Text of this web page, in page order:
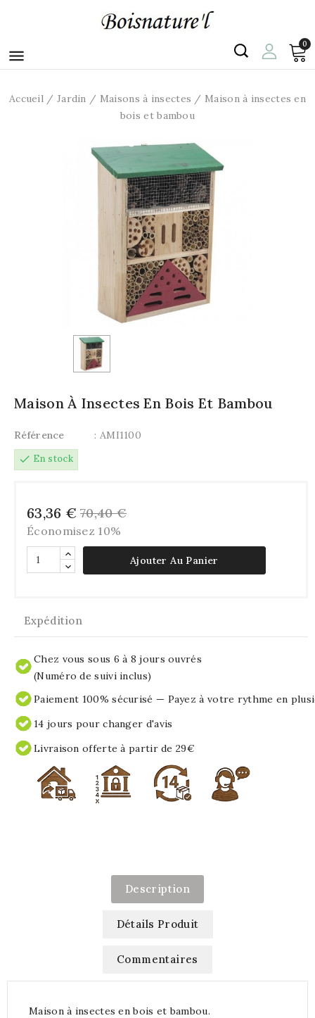

0
Accueil Jardin Maisons à insectes
Maison à insectes en
bois et bambou
Maison À Insectes En Bois Et Bambou
Référence
: AMI1100
check En stock
63,36 € 70,40 €
Économisez 10%
Ajouter Au Panier
Expédition
Chez vous sous 6 à 8 jours ouvrés
(Numéro de suivi inclus)
Paiement 100% sécurisé — Payez à votre rythme en
14 jours pour changer d'avis
Livraison offerte à partir de 29€
Description
Détails Produit
Commentaires
Maison à insectes en bois et bambou.